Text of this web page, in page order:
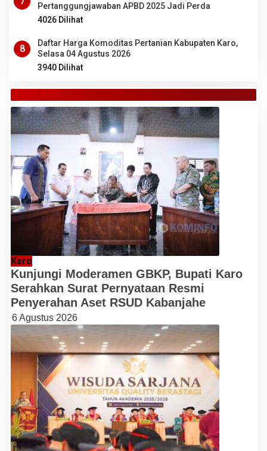
Pertanggungjawaban APBD 2025 Jadi Perda
4026 Dilihat
8
Daftar Harga Komoditas Pertanian Kabupaten Karo,
Selasa 04 Agustus 2026
3940 Dilihat
TANAH KARO
Karo
Kunjungi Moderamen GBKP, Bupati Karo
Serahkan Surat Pernyataan Resmi
Penyerahan Aset RSUD Kabanjahe
6 Agustus 2026